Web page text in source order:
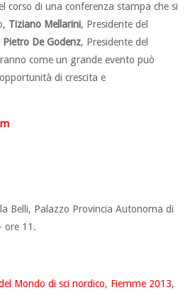
corso di una conferenza stampa che si
Tiziano Mellarini, Presidente del
Pietro De Godenz, Presidente del
come un grande evento può
di crescita e
Belli, Palazzo Provincia Autonoma di
ore 11.
Mondo di sci nordico, Fiemme 2013,